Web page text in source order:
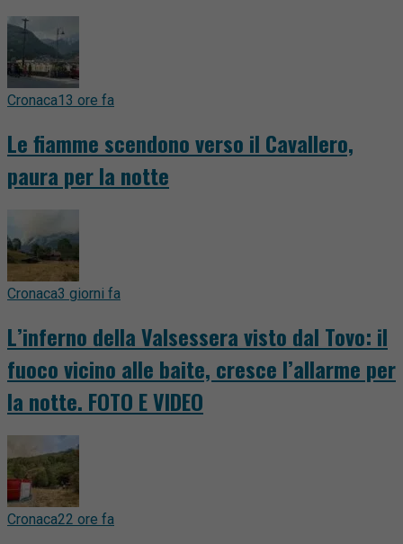
Cronaca13 ore fa
Le fiamme scendono verso il Cavallero,
paura per la notte
Cronaca3 giorni fa
L’inferno della Valsessera visto dal Tovo: il
fuoco vicino alle baite, cresce l’allarme per
la notte. FOTO E VIDEO
Cronaca22 ore fa